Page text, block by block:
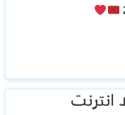
انترنت